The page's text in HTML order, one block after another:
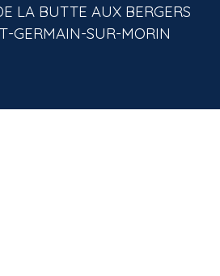
LA BUTTE AUX BERGERS
GERMAIN-SUR-MORIN